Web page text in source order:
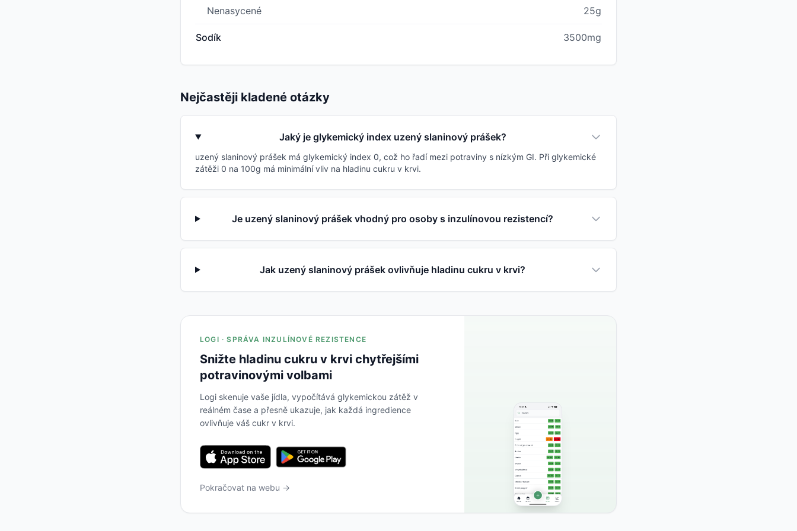
Nenasycené 25g
Sodík 3500mg
Nejčastěji kladené otázky
Jaký je glykemický index uzený slaninový prášek?
uzený slaninový prášek má glykemický index 0, což ho řadí mezi potraviny s nízkým GI. Při glykemické
zátěži 0 na 100g má minimální vliv na hladinu cukru v krvi.
Je uzený slaninový prášek vhodný pro osoby s inzulínovou rezistencí?
Jak uzený slaninový prášek ovlivňuje hladinu cukru v krvi?
LOGI · SPRÁVA INZULÍNOVÉ REZISTENCE
Snižte hladinu cukru v krvi chytřejšími
potravinovými volbami
Logi skenuje vaše jídla, vypočítává glykemickou zátěž v
reálném čase a přesně ukazuje, jak každá ingredience
ovlivňuje váš cukr v krvi.
Pokračovat na webu →